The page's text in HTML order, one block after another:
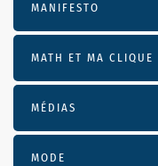
MANIFESTO
MATH ET MA CLIQUE
MÉDIAS
MODE